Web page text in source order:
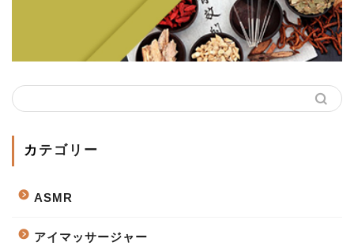
カテゴリー
ASMR
アイマッサージャー